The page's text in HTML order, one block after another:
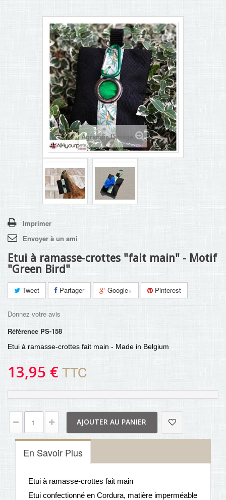
Agrandir l'image
Imprimer
Envoyer à un ami
Etui à ramasse-crottes "fait main" - Motif
"Green Bird"
Tweet Partager Google+ Pinterest
Donnez votre avis
Référence PS-158
Etui à ramasse-crottes fait main - Made in Belgium
13,95 € TTC
AJOUTER AU PANIER
En Savoir Plus
Etui à ramasse-crottes fait main
Etui confectionné en Cordura, matière imperméable